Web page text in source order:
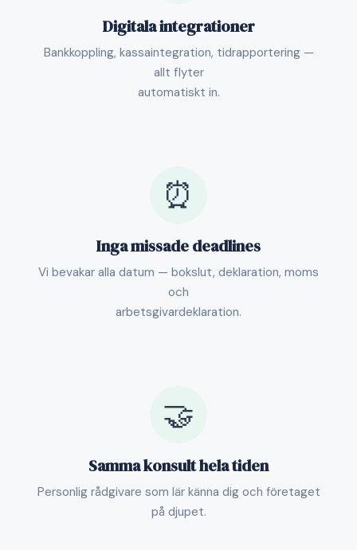
Digitala integrationer
Bankkoppling, kassaintegration, tidrapportering —
allt flyter
automatiskt in.
⏰
Inga missade deadlines
Vi bevakar alla datum — bokslut, deklaration, moms
och
arbetsgivardeklaration.
🤝
Samma konsult hela tiden
Personlig rådgivare som lär känna dig och företaget
på djupet.